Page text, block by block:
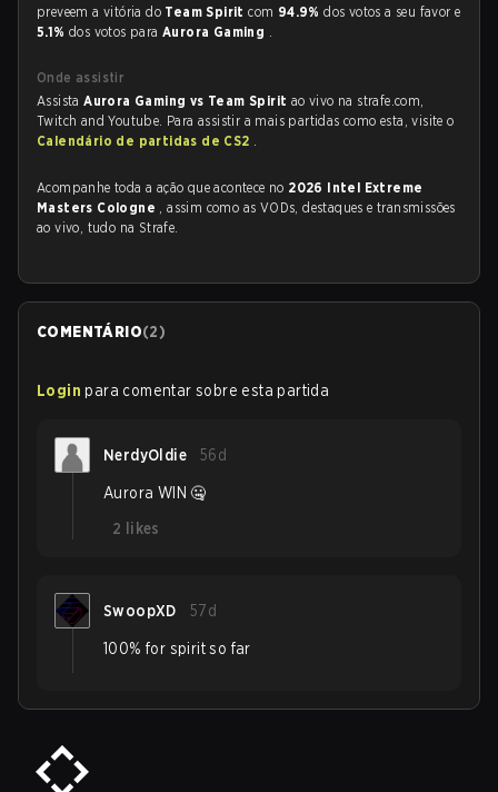
preveem a vitória do Team Spiritcom 94.9%dos votos a seu favor e
5.1% dos votos para Aurora Gaming .
Onde assistir
AssistaAurora Gaming vs Team Spirit ao vivo na strafe.com,
Twitch and Youtube. Para assistir a mais partidas como esta, visite o
Calendário de partidas de CS2 .
Acompanhe toda a ação que acontece no 2026 Intel Extreme
Masters Cologne , assim como as VODs, destaques e transmissões
ao vivo, tudo na Strafe.
COMENTÁRIO(2)
Login para comentar sobre esta partida
NerdyOldie 56d
Aurora WIN 🤐
2
likes
SwoopXD 57d
100% for spirit so far